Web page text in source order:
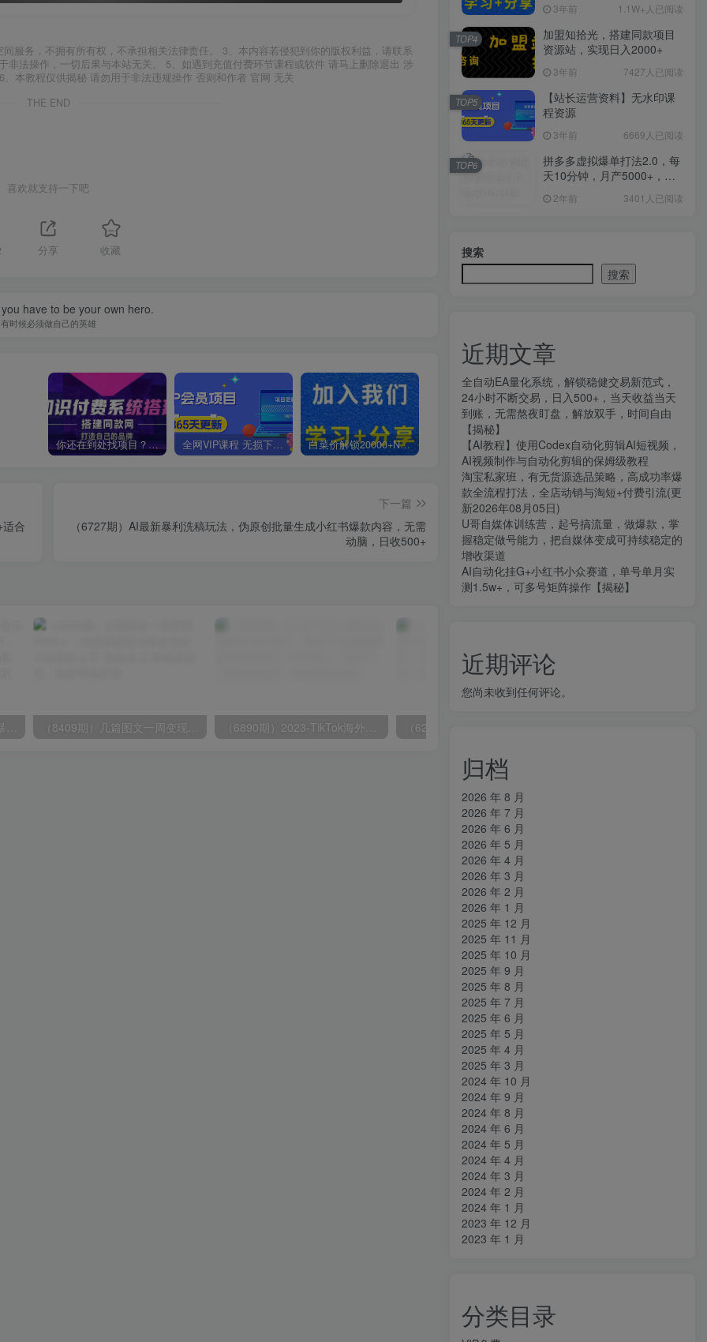
服务，不拥有所有权，不承担相关法律责任。 3、本内容若侵犯到你的版权利益，请联系
法操作，一切后果与本站无关。 5、如遇到充值付费环节课程或软件 请马上删除退出 涉
本教程仅供揭秘 请勿用于非法违规操作 否则和作者 官网 无关
THE END
喜欢就支持一下吧
分享 收藏
have to be your own hero.
有时候必须做自己的英雄
你还在到处找项目？还在当韭菜？我靠卖项目一个月收入5万+，曾经我也是个失败者。 全网VIP课程 无损下载~ 白菜价解锁20000+N个赚钱机会，加入知拾光会员，全站资源免费学习。 加盟知拾光，搭建同款项目资源站，实现日入2000+ 【站长运营资料】无水印课程资源
合
下一篇
（6727期）AI最新暴利洗稿玩法，伪原创批量生成小红书爆款内容，无需
动脑，日收500+
（9420期）最新短剧玩法，暴力变现日入1000+私域零成本操作，全程干货（附1400G短剧） （8409期）几篇图文一周变现1500＋，深度拆解面试掘金项目，小白轻松上手 （6890期）2023-TikTok海外短视频带货特训营，掌握TK短视频带货变现全流程（60节课）
3年前 1.1W+人已阅读
加盟知拾光，搭建同款项目
资源站，实现日入2000+
3年前 7427人已阅读
TOP4
【站长运营资料】无水印课
程资源
3年前 6669人已阅读
TOP5
拼多多虚拟爆单打法2.0，每
天10分钟，月产5000+，从0
2年前 3401人已阅读
TOP6
搜索
搜索
近期文章
全自动EA量化系统，解锁稳健交易新范式，
24小时不断交易，日入500+，当天收益当天
到账，无需熬夜盯盘，解放双手，时间自由
【揭秘】
【AI教程】使用Codex自动化剪辑AI短视频，
AI视频制作与自动化剪辑的保姆级教程
淘宝私家班，有无货源选品策略，高成功率爆
款全流程打法，全店动销与淘短+付费引流(更
新2026年08月05日)
U哥自媒体训练营，起号搞流量，做爆款，掌
握稳定做号能力，把自媒体变成可持续稳定的
增收渠道
AI自动化挂G+小红书小众赛道，单号单月实
测1.5w+，可多号矩阵操作【揭秘】
近期评论
您尚未收到任何评论。
归档
2026 年 8 月
2026 年 7 月
2026 年 6 月
2026 年 5 月
2026 年 4 月
2026 年 3 月
2026 年 2 月
2026 年 1 月
2025 年 12 月
2025 年 11 月
2025 年 10 月
2025 年 9 月
2025 年 8 月
2025 年 7 月
2025 年 6 月
2025 年 5 月
2025 年 4 月
2025 年 3 月
2024 年 10 月
2024 年 9 月
2024 年 8 月
2024 年 6 月
2024 年 5 月
2024 年 4 月
2024 年 3 月
2024 年 2 月
2024 年 1 月
2023 年 12 月
2023 年 1 月
分类目录